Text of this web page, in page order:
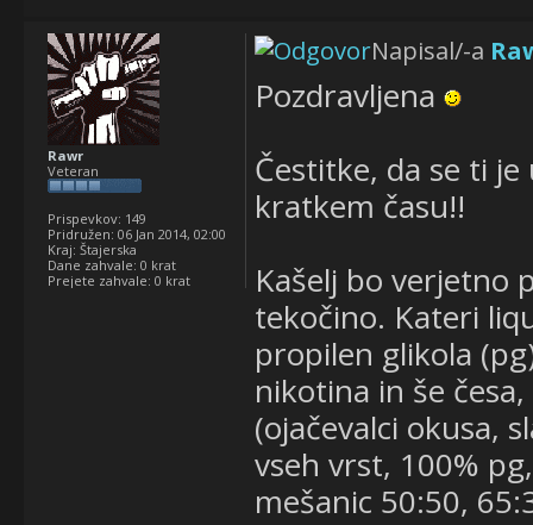
Napisal/-a
Pozdravljena
Čestitke, da se ti
kratkem času!!
Kašelj bo verjetno
tekočino. Kateri
propilen glikola
nikotina in še
(ojačevalci okusa,
vseh vrst, 100%
mešanic 50:50,
Rawr
Veteran
Prispevkov: 149
Pridružen: 06 Jan 2014, 02:00
Kraj: Štajerska
Dane zahvale: 0 krat
Prejete zahvale: 0 krat